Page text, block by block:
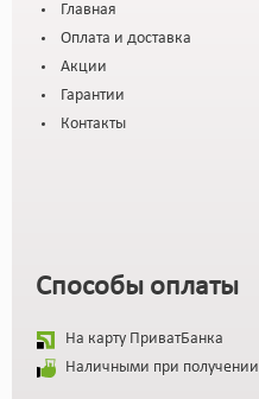
Главная
Оплата и доставка
Акции
Гарантии
Контакты
Способы оплаты
На карту ПриватБанка
Наличными при получении